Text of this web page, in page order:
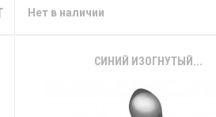
Нет в наличии
СИНИЙ ИЗОГНУТЫЙ...